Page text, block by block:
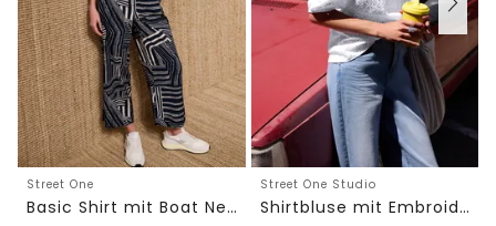
Street One
Basic Shirt mit Boat Neck und Elastikbund
Street One Studio
Shirtbluse mit Embroidery-Front